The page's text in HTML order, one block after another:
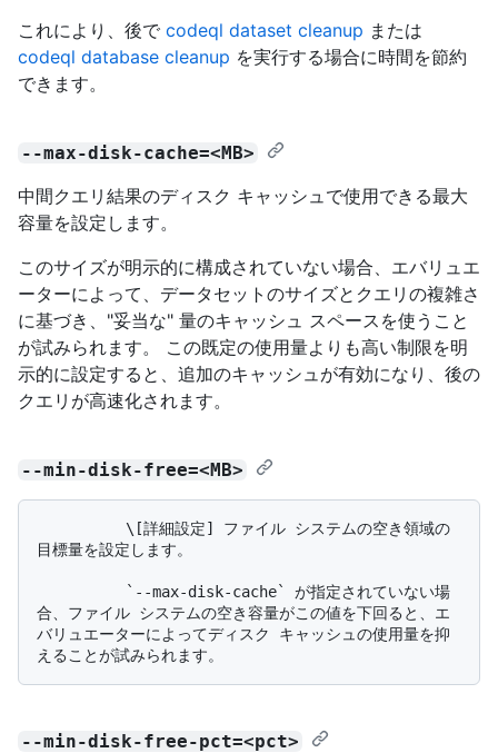
これにより、後で codeql dataset cleanup または
codeql database cleanup を実行する場合に時間を節約
できます。
--max-disk-cache=<MB>
中間クエリ結果のディスク キャッシュで使用できる最大
容量を設定します。
このサイズが明示的に構成されていない場合、エバリュエ
ーターによって、データセットのサイズとクエリの複雑さ
に基づき、"妥当な" 量のキャッシュ スペースを使うこと
が試みられます。 この既定の使用量よりも高い制限を明
示的に設定すると、追加のキャッシュが有効になり、後の
クエリが高速化されます。
--min-disk-free=<MB>
目標量を設定します。
合、ファイル システムの空き容量がこの値を下回ると、エ
バリュエーターによってディスク キャッシュの使用量を抑
--min-disk-free-pct=<pct>